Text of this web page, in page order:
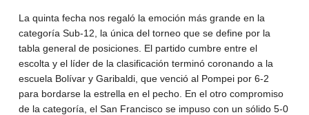
La quinta fecha nos regaló la emoción más grande en la
categoría Sub-12, la única del torneo que se define por la
tabla general de posiciones. El partido cumbre entre el
escolta y el líder de la clasificación terminó coronando a la
escuela Bolívar y Garibaldi, que venció al Pompei por 6-2
para bordarse la estrella en el pecho. En el otro compromiso
de la categoría, el San Francisco se impuso con un sólido 5-0